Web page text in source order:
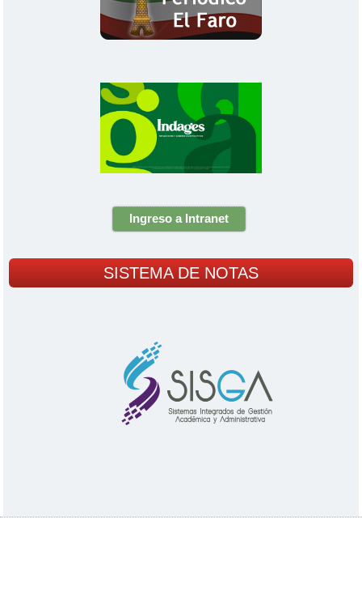
Ingreso a Intranet
SISTEMA DE NOTAS